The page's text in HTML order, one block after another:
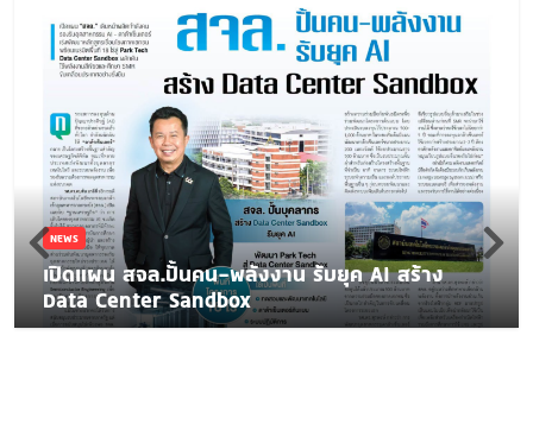
NEWS
เปิดแผน สจล.ปั้นคน-พลังงาน รับยุค AI สร้าง
Data Center Sandbox